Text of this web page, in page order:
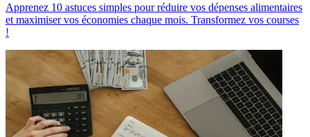
Apprenez 10 astuces simples pour réduire vos dépenses alimentaires
et maximiser vos économies chaque mois. Transformez vos courses
!